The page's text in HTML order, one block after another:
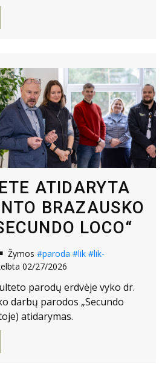
ATIDARYTA
BRAZAUSKO
LOCO“
Žymos #paroda #lik #lik-
02/27/2026
parodų erdvėje vyko dr.
darbų parodos „Secundo
atidarymas.